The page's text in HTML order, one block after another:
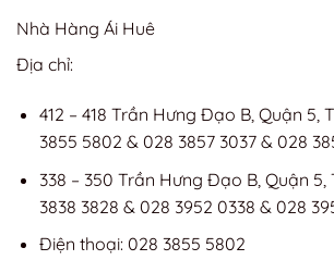
Nhà Hàng Ái Huê
Địa chỉ:
412 – 418 Trần Hưng Đạo B, Quận 5,
3855 5802 & 028 3857 3037 & 028
338 – 350 Trần Hưng Đạo B, Quận 5,
3838 3828 & 028 3952 0338 & 028
Điện thoại: 028 3855 5802